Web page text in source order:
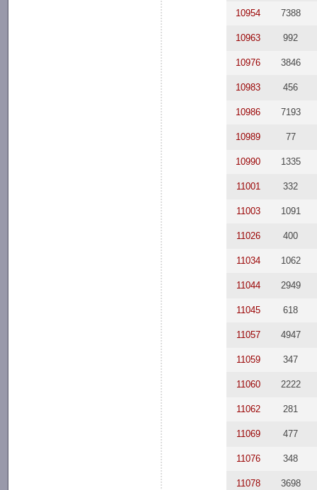
10954 7388
10963 992
10976 3846
10983 456
10986 7193
10989 77
10990 1335
11001 332
11003 1091
11026 400
11034 1062
11044 2949
11045 618
11057 4947
11059 347
11060 2222
11062 281
11069 477
11076 348
11078 3698